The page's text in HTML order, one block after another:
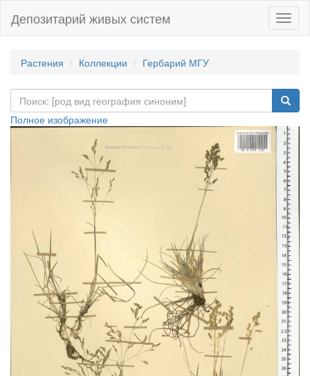
Депозитарий живых систем
Растения Коллекции Гербарий МГУ
Полное изображение